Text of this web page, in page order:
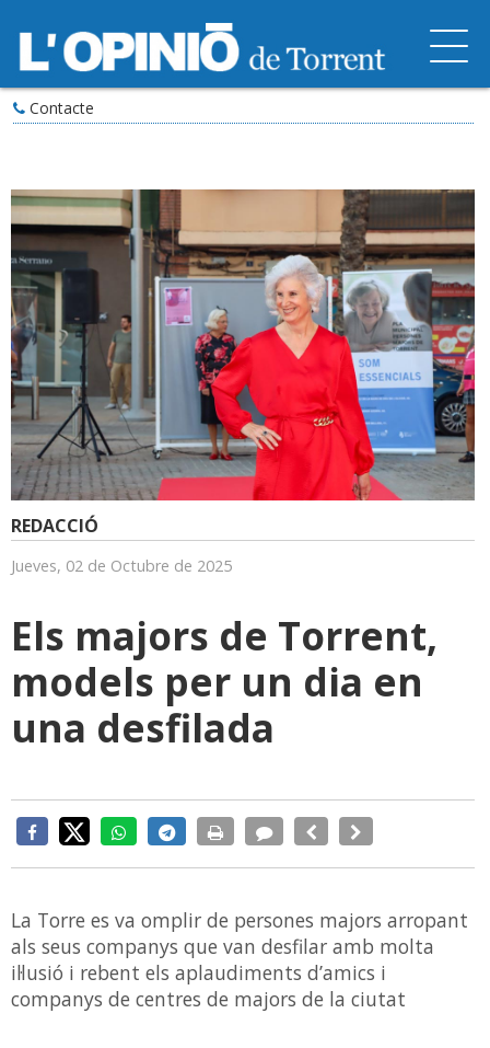
Contacte
REDACCIÓ
Jueves, 02 de Octubre de 2025
Els majors de Torrent,
models per un dia en
una desfilada
La Torre es va omplir de persones majors arropant
als seus companys que van desfilar amb molta
il·lusió i rebent els aplaudiments d’amics i
companys de centres de majors de la ciutat